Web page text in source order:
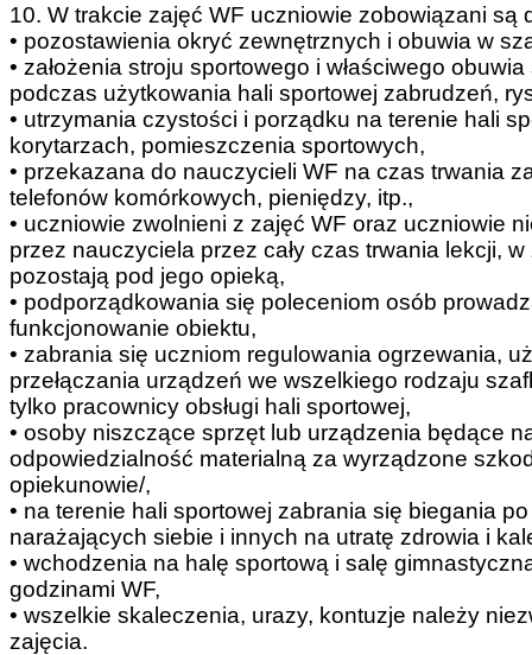
10. W trakcie zajęć WF uczniowie zobowiązani
• pozostawienia okryć zewnętrznych i obuwia w
• założenia stroju sportowego i właściwego
podczas użytkowania hali sportowej zabrudzeń,
• utrzymania czystości i porządku na terenie hali
korytarzach, pomieszczenia sportowych,
• przekazana do nauczycieli WF na czas trwania
telefonów komórkowych, pieniędzy, itp.,
• uczniowie zwolnieni z zajęć WF oraz uczniowie
przez nauczyciela przez cały czas trwania lekcji,
pozostają pod jego opieką,
• podporządkowania się poleceniom osób
funkcjonowanie obiektu,
• zabrania się uczniom regulowania ogrzewania,
przełączania urządzeń we wszelkiego rodzaju
tylko pracownicy obsługi hali sportowej,
• osoby niszczące sprzęt lub urządzenia będące
odpowiedzialność materialną za wyrządzone
opiekunowie/,
• na terenie hali sportowej zabrania się biegania
narażających siebie i innych na utratę zdrowia i
• wchodzenia na halę sportową i salę
godzinami WF,
• wszelkie skaleczenia, urazy, kontuzje należy
zajęcia.